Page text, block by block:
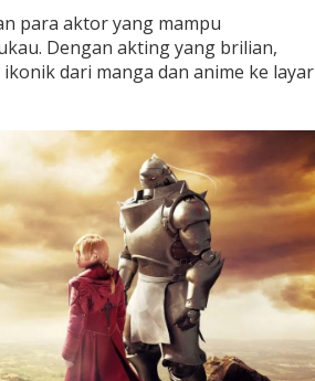
para aktor yang mampu
Dengan akting yang brilian,
dari manga dan anime ke layar